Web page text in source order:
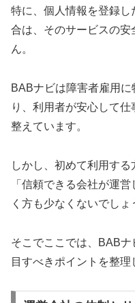
特に、個人情報を登録
合は、そのサービスの
ん。
BABナビは障害者雇用
り、利用者が安心して
整えています。
しかし、初めて利用する
「信頼できる会社が運
く方も少なくないでしょ
そこでここでは、BAB
目すべきポイントを整理